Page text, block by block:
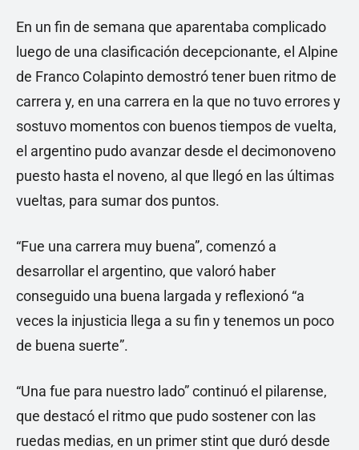
En un fin de semana que aparentaba complicado
luego de una clasificación decepcionante, el Alpine
de Franco Colapinto demostró tener buen ritmo de
carrera y, en una carrera en la que no tuvo errores y
sostuvo momentos con buenos tiempos de vuelta,
el argentino pudo avanzar desde el decimonoveno
puesto hasta el noveno, al que llegó en las últimas
vueltas, para sumar dos puntos.
“Fue una carrera muy buena”, comenzó a
desarrollar el argentino, que valoró haber
conseguido una buena largada y reflexionó “a
veces la injusticia llega a su fin y tenemos un poco
de buena suerte”.
“Una fue para nuestro lado” continuó el pilarense,
que destacó el ritmo que pudo sostener con las
ruedas medias, en un primer stint que duró desde